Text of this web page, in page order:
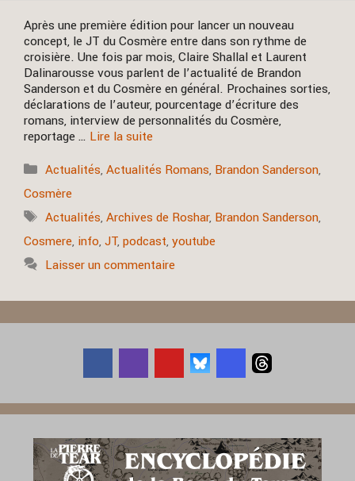
Après une première édition pour lancer un nouveau
concept, le JT du Cosmère entre dans son rythme de
croisière. Une fois par mois, Claire Shallal et Laurent
Dalinarousse vous parlent de l’actualité de Brandon
Sanderson et du Cosmère en général. Prochaines sorties,
déclarations de l’auteur, pourcentage d’écriture des
romans, interview de personnalités du Cosmère,
reportage … Lire la suite
Catégories
Actualités,Actualités Romans, Brandon Sanderson,
Cosmère
Étiquettes
Actualités,Archives de Roshar, Brandon Sanderson,
Cosmere, info, JT, podcast, youtube
Laisser un commentaire